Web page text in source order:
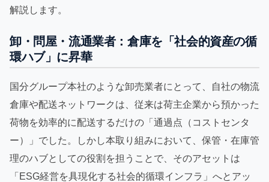
解説します。
卸・問屋・流通業者：倉庫を「社会的資産の循
環ハブ」に昇華
国分グループ本社のような卸売業者にとって、自社の物流
倉庫や配送ネットワークは、従来は荷主企業から預かった
荷物を効率的に配送するだけの「通過点（コストセンタ
ー）」でした。しかし本取り組みにおいて、保管・在庫管
理のハブとしての役割を担うことで、そのアセットは
「ESG経営を具現化する社会的循環インフラ」へとアッ